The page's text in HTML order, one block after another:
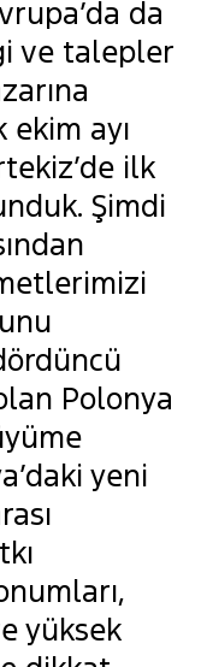
da
ve talepler
ayı
ilk
Şimdi
Polonya
yeni
yüksek